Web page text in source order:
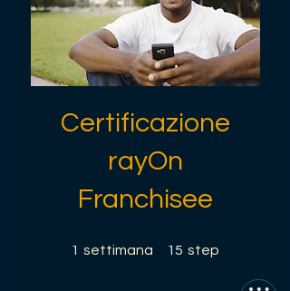
Certificazione
rayOn
Franchisee
1 settimana 1 settimana
15 step